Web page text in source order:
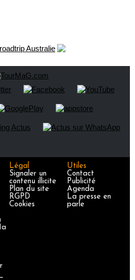
Légal
Signaler un
contenu illicite
Plan du site
RGPD
Cookies
Utiles
Contact
Publicité
Agenda
La presse en
parle